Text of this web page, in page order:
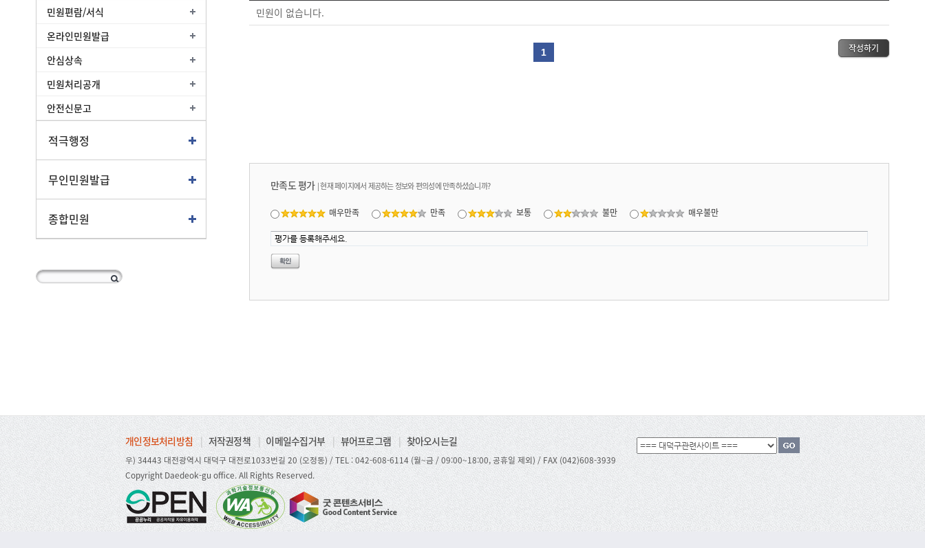
민원편람/서식
온라인민원발급
안심상속
민원처리공개
안전신문고
적극행정
무인민원발급
종합민원
민원이 없습니다.
1 작성하기
만족도 평가 |현재 페이지에서 제공하는 정보와 편의성에 만족하셨습니까?
매우만족 만족 보통 불만 매우불만
개인정보처리방침 | 저작권정책 | 이메일수집거부 | 뷰어프로그램 | 찾아오시는길
우) 34443 대전광역시 대덕구 대전로1033번길 20 (오정동) /TEL : 042-608-6114 (월~금 / 09:00~18:00, 공휴일 제외) / FAX (042)608-3939
Copyright Daedeok-gu office. All Rights Reserved.